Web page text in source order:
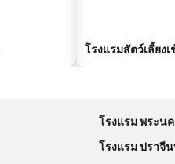
โรงแรมสัตว์เลี้ยง
โรงแรม พระน
โรงแรม ปราจี